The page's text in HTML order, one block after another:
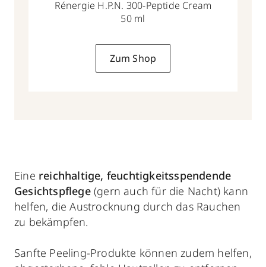
Rénergie H.P.N. 300-Peptide Cream
50 ml
Zum Shop
Eine reichhaltige, feuchtigkeitsspendende
Gesichtspflege (gern auch für die Nacht) kann
helfen, die Austrocknung durch das Rauchen
zu bekämpfen.
Sanfte Peeling-Produkte können zudem helfen,